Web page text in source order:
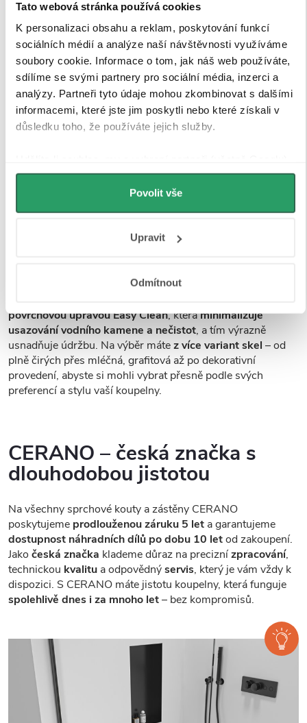
Tato webová stránka používá cookies
K personalizaci obsahu a reklam, poskytování funkcí
sociálních médií a analýze naší návštěvnosti využíváme
soubory cookie. Informace o tom, jak náš web používáte,
sdílíme se svými partnery pro sociální média, inzerci a
analýzy. Partneři tyto údaje mohou zkombinovat s dalšími
informacemi, které jste jim poskytli nebo které získali v
důsledku toho, že používáte jejich služby.
můžeme používat cookies pro analytiku a
personalizovanou reklamu. Jak Google zpracovává
osobní údaje najdete na stránkách
Povolit vše
Upravit
Odmítnout
Tvrzené bezpečností sklo
vysokou pevnost, stabilitu a bezpečnost
povrchovou úpravou Easy Clean, kteráminimalizuje
usazování vodního kamene a nečistot, a tím výrazně
usnadňuje údržbu. Na výběr mátez více variant skel – od
plně čirých přes mléčná, grafitová až po dekorativní
provedení, abyste si mohli vybrat přesně podle svých
preferencí a stylu vaší koupelny.
CERANO – česká značka s
dlouhodobou jistotou
Na všechny sprchové kouty a zástěny CERANO
poskytujeme prodlouženou záruku 5 let a garantujeme
dostupnost náhradních dílů po dobu 10 letod zakoupení.
Jako česká značka klademe důraz na preciznízpracování,
technickou kvalitu a odpovědnýservis, který je vám vždy k
dispozici. S CERANO máte jistotu koupelny, která funguje
spolehlivě dnes i za mnoho let– bez kompromisů.